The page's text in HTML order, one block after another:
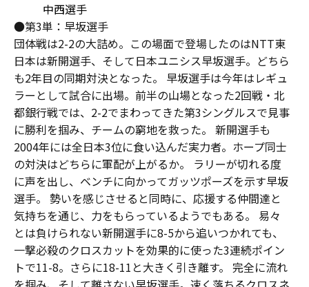
中西選手
●第3単：早坂選手
団体戦は2-2の大詰め。この場面で登場したのはNTT東
日本は新開選手、そして日本ユニシス早坂選手。どちら
も2年目の同期対決となった。 早坂選手は今年はレギュ
ラーとして試合に出場。前半の山場となった2回戦・北
都銀行戦では、2-2でまわってきた第3シングルスで見事
に勝利を掴み、チームの窮地を救った。 新開選手も
2004年には全日本3位に食い込んだ実力者。ホープ同士
の対決はどちらに軍配が上がるか。 ラリーが切れる度
に声を出し、ベンチに向かってガッツポーズを示す早坂
選手。 勢いを感じさせると同時に、応援する仲間達と
気持ちを通じ、力をもらっているようでもある。 易々
とは負けられない新開選手に8-5から追いつかれても、
一撃必殺のクロスカットを効果的に使った3連続ポイン
トで11-8。さらに18-11と大きく引き離す。 完全に流れ